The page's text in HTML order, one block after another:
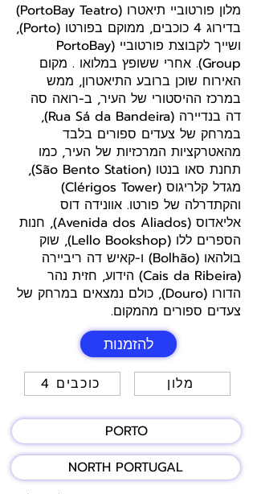
מלון פורטוביי תיאטרו (PortoBay Teatro)
בדירוג 4 כוכבים, ממוקם בפורטו (Porto),
ושייך לקבוצת פורטוביי (PortoBay
Group). אחרי ששופץ במלואו . מקום
האירוח שוכן ברובע התיאטרון, ממש
במרכז ההיסטורי של העיר, ב-רואה סה
דה בנדיירה (Rua Sá da Bandeira),
במרחק של צעדים ספורים בלבד
מהאטרקציות המרכזיות של העיר, כמו
תחנת סאו בנטו (São Bento Station),
מגדל קלריגוס (Clérigos Tower)
והקתדרלה של פורטו. אוונידה דוס
אליאדוס (Avenida dos Aliados), חנות
הספרים ללו (Lello Bookshop), שוק
בולהאו (Bolhão) ו-קאיש דה ריביירה
(Cais da Ribeira) הידוע, חזית נהר
הדורו (Douro), כולם נמצאים במרחק של
צעדים ספורים מהמקום.
להזמנות
מלון 4 כוכבים
PORTO
NORTH PORTUGAL